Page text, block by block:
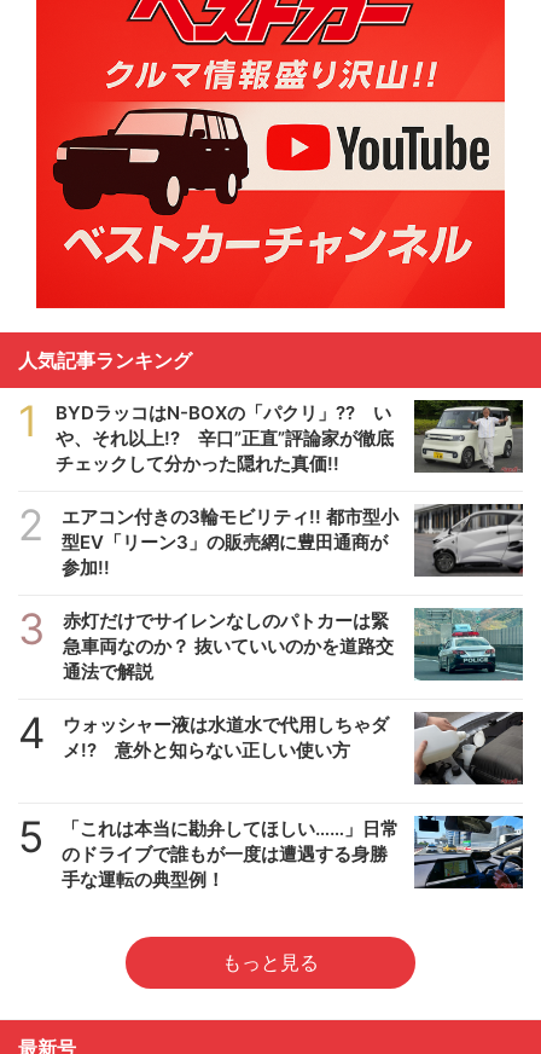
人気記事ランキング
1
BYDラッコはN-BOXの「パクリ」?? い
や、それ以上!? 辛口”正直”評論家が徹底
チェックして分かった隠れた真価!!
2
エアコン付きの3輪モビリティ!! 都市型小
型EV「リーン3」の販売網に豊田通商が
参加!!
3
赤灯だけでサイレンなしのパトカーは緊
急車両なのか？ 抜いていいのかを道路交
通法で解説
4
ウォッシャー液は水道水で代用しちゃダ
メ!? 意外と知らない正しい使い方
5
「これは本当に勘弁してほしい……」日常
のドライブで誰もが一度は遭遇する身勝
手な運転の典型例！
もっと見る
最新号